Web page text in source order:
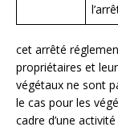
cet arrêté
propriétaires et
végétaux ne sont
le cas pour les
cadre d’une